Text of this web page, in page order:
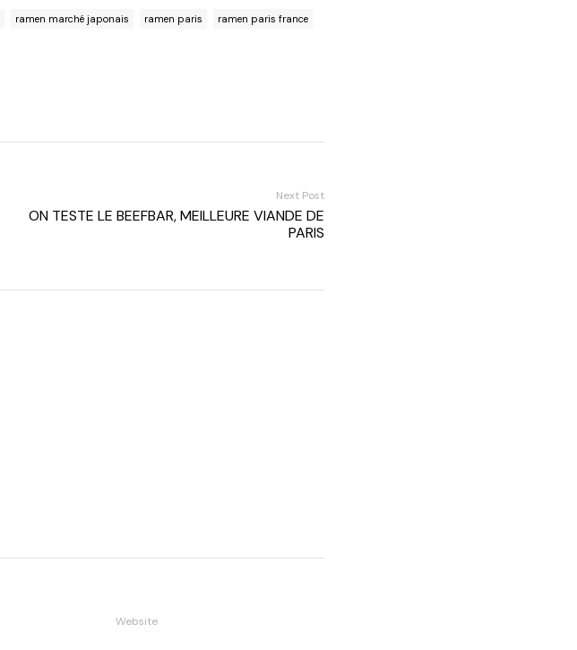
ramen marché japonais ramen paris
ramen paris france
Next Post
ON TESTE LE BEEFBAR, MEILLEURE VIANDE DE
PARIS
Website